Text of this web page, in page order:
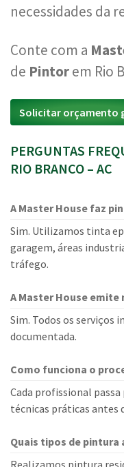
necessidades da
Conte com a
de Pintorem Rio
Solicitar orçamento
PERGUNTAS
RIO BRANCO – AC
A Master House faz
Sim. Utilizamos tinta
garagem, áreas
tráfego.
A Master House
Sim. Todos os serviços
documentada.
Como funciona o
Cada profissional
técnicas práticas antes
Quais tipos de pintura
Realizamos pintura